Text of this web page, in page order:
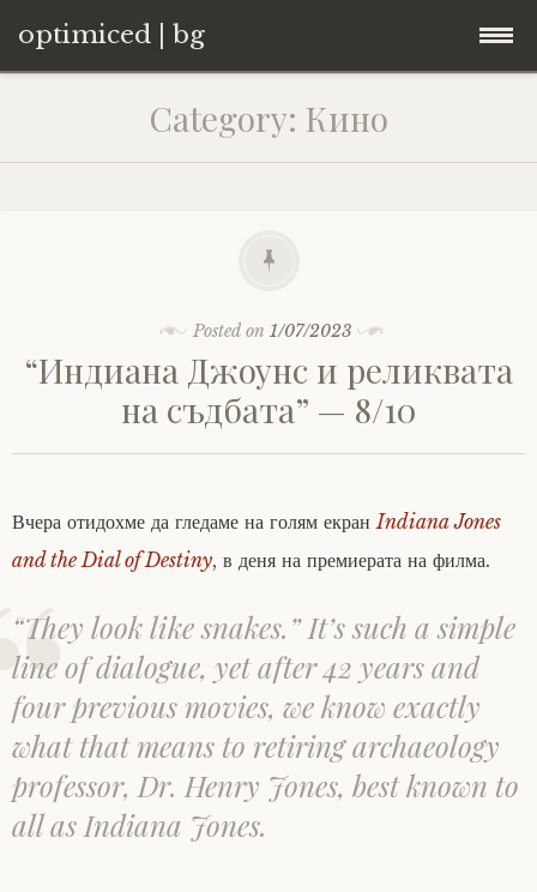
optimiced | bg
content
Category: Кино
Posted on 1/07/2023
“Индиана Джоунс и реликвата
на съдбата” — 8/10
Вчера отидохме да гледаме на голям екранIndiana Jones
and the Dial of Destiny, в деня на премиерата на филма.
“They look like snakes.” It’s such a simple
line of dialogue, yet after 42 years and
four previous movies, we know exactly
what that means to retiring archaeology
professor, Dr. Henry Jones, best known to
all as Indiana Jones.